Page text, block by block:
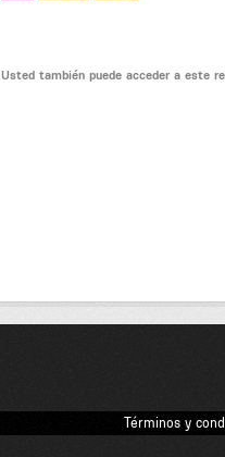
Usted también puede acceder a este
Términos y